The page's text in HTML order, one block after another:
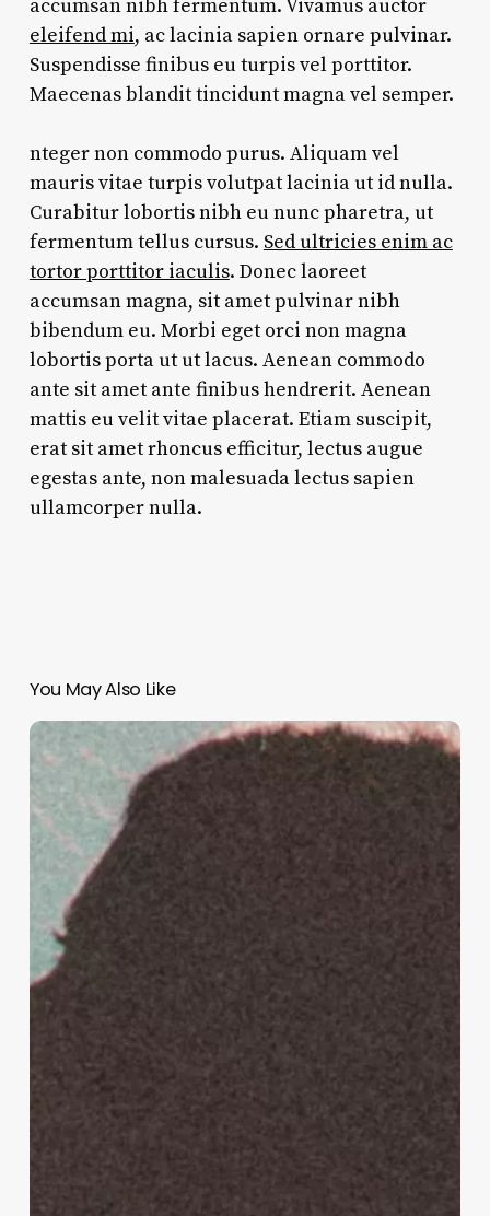
accumsan nibh fermentum. Vivamus auctor
eleifend mi, ac lacinia sapien ornare pulvinar.
Suspendisse finibus eu turpis vel porttitor.
Maecenas blandit tincidunt magna vel semper.
nteger non commodo purus. Aliquam vel
mauris vitae turpis volutpat lacinia ut id nulla.
Curabitur lobortis nibh eu nunc pharetra, ut
fermentum tellus cursus. Sed ultricies enim ac
tortor porttitor iaculis. Donec laoreet
accumsan magna, sit amet pulvinar nibh
bibendum eu. Morbi eget orci non magna
lobortis porta ut ut lacus. Aenean commodo
ante sit amet ante finibus hendrerit. Aenean
mattis eu velit vitae placerat. Etiam suscipit,
erat sit amet rhoncus efficitur, lectus augue
egestas ante, non malesuada lectus sapien
ullamcorper nulla.
You May Also Like